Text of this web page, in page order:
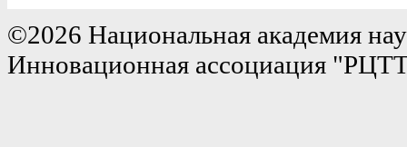
©2026 Национальная академия
Инновационная ассоциация